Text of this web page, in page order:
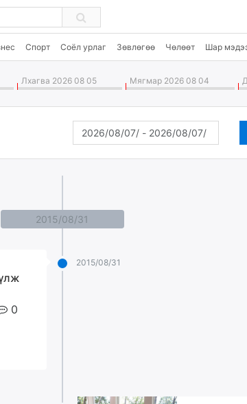
Спорт Соёл урлаг Зөвлөгөө Чөлөөт Шар
Лхагва 2026 08 05 Мягмар 2026 08 04
2015/08/31
2015/08/31
0